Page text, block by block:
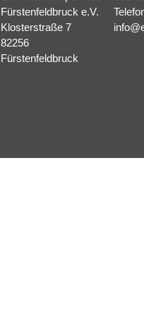
Fürstenfeldbruck e.V.
Klosterstraße 7
82256
Fürstenfeldbruck